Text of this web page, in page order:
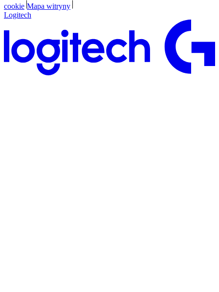
cookie Mapa witryny
Logitech